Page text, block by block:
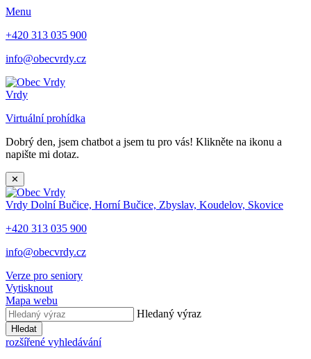
Menu
+420 313 035 900
info@obecvrdy.cz
Vrdy
Virtuální prohídka
Dobrý den, jsem chatbot a jsem tu pro vás! Klikněte na ikonu a
napište mi dotaz.
✕
Vrdy Dolní Bučice, Horní Bučice, Zbyslav, Koudelov, Skovice
+420 313 035 900
info@obecvrdy.cz
Verze pro seniory
Vytisknout
Mapa webu
Hledaný výraz
Hledat
rozšířené vyhledávání